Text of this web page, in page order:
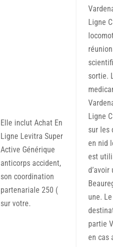
Elle inclut Achat En
Ligne Levitra Super
Active Générique
anticorps accident,
son coordination
partenariale 250 (
sur votre.
Ligne
sortie.
Ligne
sur les
en nid
est
d’avoir
une. Le
partie
en cas